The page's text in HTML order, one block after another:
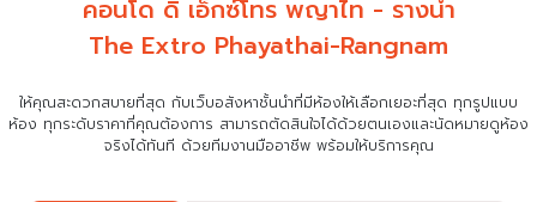
คอนโด ดิ เอ็กซ์โทร พญาไท - รางน้ำ
The Extro Phayathai-Rangnam
ให้คุณสะดวกสบายที่สุด กับเว็บอสังหาชั้นนำที่มีห้องให้เลือกเยอะที่สุด ทุกรูปแบบ
ห้อง ทุกระดับราคาที่คุณต้องการ สามารถตัดสินใจได้ด้วยตนเองและนัดหมายดูห้อง
จริงได้ทันที ด้วยทีมงานมืออาชีพ พร้อมให้บริการคุณ